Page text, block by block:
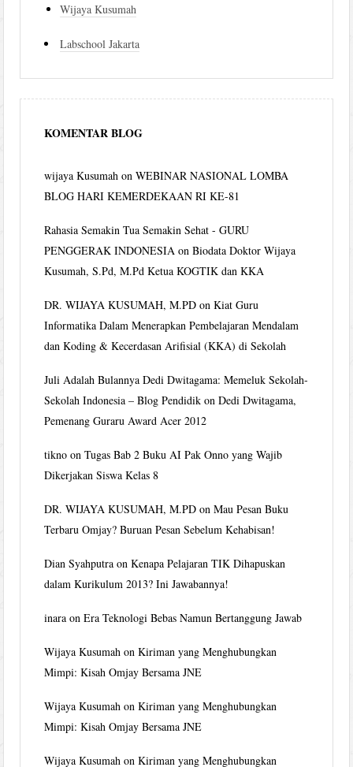
Wijaya Kusumah
Labschool Jakarta
KOMENTAR BLOG
wijaya Kusumah onWEBINAR NASIONAL LOMBA
BLOG HARI KEMERDEKAAN RI KE-81
Rahasia Semakin Tua Semakin Sehat - GURU
PENGGERAK INDONESIA onBiodata Doktor Wijaya
Kusumah, S.Pd, M.Pd Ketua KOGTIK dan KKA
DR. WIJAYA KUSUMAH, M.PD onKiat Guru
Informatika Dalam Menerapkan Pembelajaran Mendalam
dan Koding & Kecerdasan Arifisial (KKA) di Sekolah
Juli Adalah Bulannya Dedi Dwitagama: Memeluk Sekolah-
Sekolah Indonesia – Blog Pendidik onDedi Dwitagama,
Pemenang Guraru Award Acer 2012
tikno onTugas Bab 2 Buku AI Pak Onno yang Wajib
Dikerjakan Siswa Kelas 8
DR. WIJAYA KUSUMAH, M.PD onMau Pesan Buku
Terbaru Omjay? Buruan Pesan Sebelum Kehabisan!
Dian Syahputra onKenapa Pelajaran TIK Dihapuskan
dalam Kurikulum 2013? Ini Jawabannya!
inara onEra Teknologi Bebas Namun Bertanggung Jawab
Wijaya Kusumah onKiriman yang Menghubungkan
Mimpi: Kisah Omjay Bersama JNE
Wijaya Kusumah onKiriman yang Menghubungkan
Mimpi: Kisah Omjay Bersama JNE
Wijaya Kusumah onKiriman yang Menghubungkan